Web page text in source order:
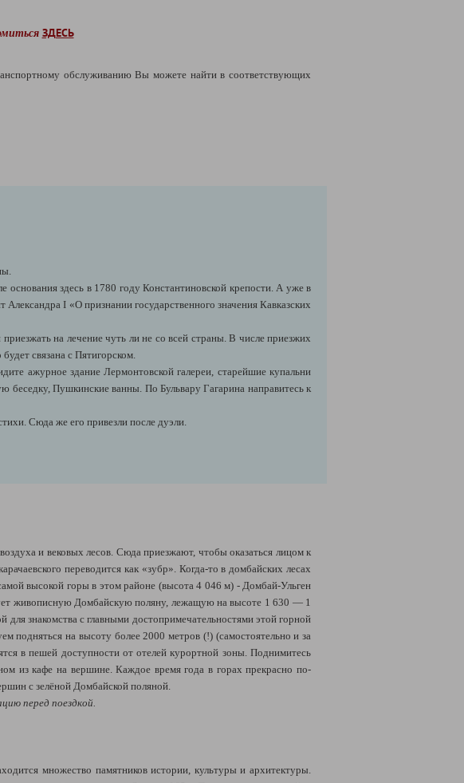
ЗДЕСЬ
обслуживанию Вы можете найти в соответствующих
основания здесь в 1780 году Константиновской крепости. А уже в
I «О признании государственного значения Кавказских
на лечение чуть ли не со всей страны. В числе приезжих
связана с Пятигорском.
ажурное здание Лермонтовской галереи, старейшие купальни
беседку, Пушкинские ванны. По Бульвару Гагарина направитесь к
Сюда же его привезли после дуэли.
и вековых лесов. Сюда приезжают, чтобы оказаться лицом к
переводится как «зубр». Когда-то в домбайских лесах
высокой горы в этом районе (высота 4 046 м) - Домбай-Ульген
живописную Домбайскую поляну, лежащую на высоте 1 630 — 1
знакомства с главными достопримечательностями этой горной
подняться на высоту более 2000 метров (!) (самостоятельно и за
в пешей доступности от отелей курортной зоны. Поднимитесь
из кафе на вершине. Каждое время года в горах прекрасно по-
с зелёной Домбайской поляной.
перед поездкой.
множество памятников истории, культуры и архитектуры.